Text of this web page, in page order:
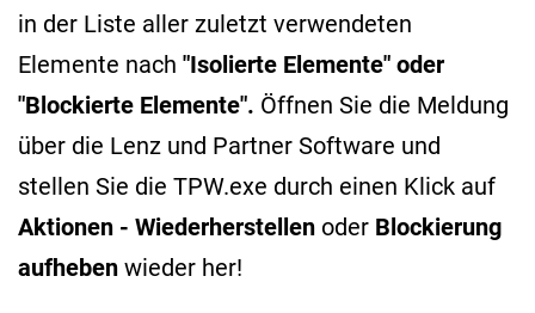
in der Liste aller zuletzt verwendeten
Elemente nach "Isolierte Elemente" oder
"Blockierte Elemente". Öffnen Sie die Meldung
über die Lenz und Partner Software und
stellen Sie die TPW.exe durch einen Klick auf
Aktionen - Wiederherstellen oder Blockierung
aufheben wieder her!